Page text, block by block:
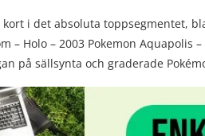
i det absoluta toppsegmentet,
– Holo – 2003 Pokemon
på sällsynta och graderade